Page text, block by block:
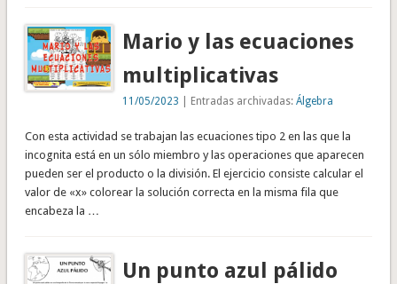
Mario y las ecuaciones
multiplicativas
11/05/2023 | Entradas archivadas:Álgebra
Con esta actividad se trabajan las ecuaciones tipo 2 en las que la
incognita está en un sólo miembro y las operaciones que aparecen
pueden ser el producto o la división. El ejercicio consiste calcular el
valor de «x» colorear la solución correcta en la misma fila que
encabeza la …
Un punto azul pálido